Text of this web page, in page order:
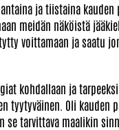
ja tiistaina
meidän näköistä
voittamaan ja saatu
kohdallaan ja
tyytyväinen. Oli
tarvittava maalikin